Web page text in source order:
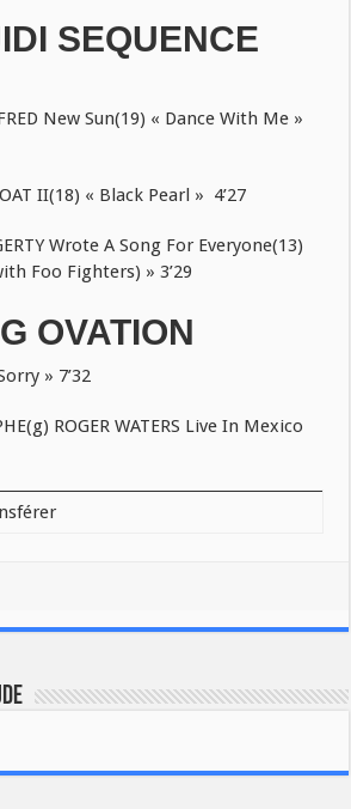
SEQUENCE
New Sun(19) « Dance With Me »
« Black Pearl » 4’27
Wrote A Song For Everyone(13)
Foo Fighters) » 3’29
OVATION
» 7’32
ROGER WATERS Live In Mexico